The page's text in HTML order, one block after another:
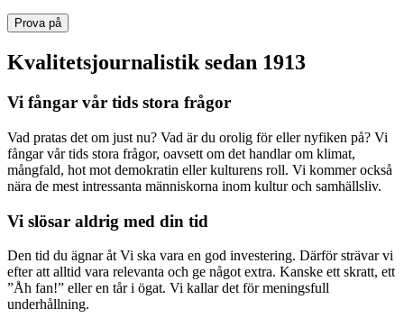
Prova på
Kvalitetsjournalistik sedan 1913
Vi fångar vår tids stora frågor
Vad pratas det om just nu? Vad är du orolig för eller nyfiken på? Vi
fångar vår tids stora frågor, oavsett om det handlar om klimat,
mångfald, hot mot demokratin eller kulturens roll. Vi kommer också
nära de mest intressanta människorna inom kultur och samhällsliv.
Vi slösar aldrig med din tid
Den tid du ägnar åt Vi ska vara en god investering. Därför strävar vi
efter att alltid vara relevanta och ge något extra. Kanske ett skratt, ett
”Åh fan!” eller en tår i ögat. Vi kallar det för meningsfull
underhållning.